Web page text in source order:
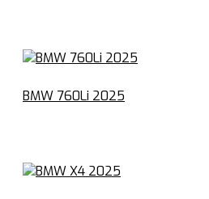
BMW 760Li 2025